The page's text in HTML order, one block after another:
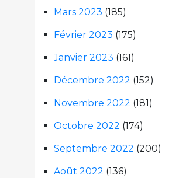
Mars 2023 (185)
Février 2023 (175)
Janvier 2023 (161)
Décembre 2022 (152)
Novembre 2022 (181)
Octobre 2022 (174)
Septembre 2022 (200)
Août 2022 (136)